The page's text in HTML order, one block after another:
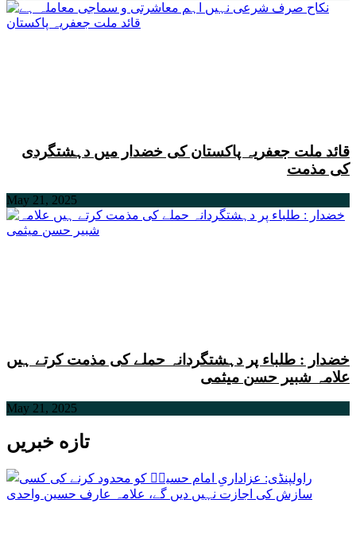
قائد ملت جعفریہ پاکستان کی خضدار میں دہشتگردی
کی مذمت
May 21, 2025
خضدار : طلباء پر دہشتگردانہ حملے کی مذمت کرتے ہیں
علامہ شبیر حسن میثمی
May 21, 2025
تازه خبریں